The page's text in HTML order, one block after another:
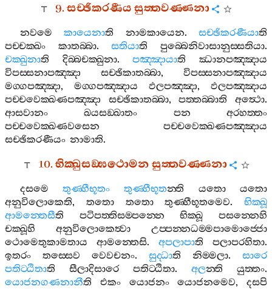
9.සච‍්ඡිකරණීයසුත‍්තවණ‍්ණනා
නවමෙ කායෙනාති නාමකායෙන.සච‍්ඡිකරණීයාති
පච‍්චක‍්ඛං
කාතබ‍්බා.සතියාති පුබ‍්බෙනිවාසානුස‍්සතියා.
චක‍්ඛුනාති දිබ‍්බචක‍්ඛුනා.පඤ‍්ඤායාති
ඣානපඤ‍්ඤාය
විපස‍්සනාපඤ‍්ඤා
සච‍්ඡිකාතබ‍්බා, විපස‍්සනාපඤ‍්ඤාය
මග‍්ගපඤ‍්ඤා, මග‍්ගපඤ‍්ඤාය ඵලපඤ‍්ඤා, ඵලපඤ‍්ඤාය
පච‍්චවෙක‍්ඛණපඤ‍්ඤා
සච‍්ඡිකාතබ‍්බා,පත‍්තබ‍්බාති අත්‍ථො.
ආසවානං
ඛයසඞ‍්ඛාතං පන
අරහත‍්තං
පච‍්චවෙක‍්ඛණවසෙන
පච‍්චවෙක‍්ඛණපඤ‍්ඤාය
සච‍්ඡිකරණීයං නාමාති.
10.භික‍්ඛුසඞ‍්ඝථොමනසුත‍්තවණ‍්ණනා
දසමෙ තුණ‍්හීභූතං තුණ‍්හීභූතන‍්ති යතො
යතො
අනුවිලොකෙති, තතො තතො තුණ‍්හීභූතමෙව. භික‍්ඛූ
ආමන‍්තෙසීති පටිපත‍්තිසම‍්පන‍්නෙ භික‍්ඛූ
පසන‍්නෙහි
චක‍්ඛූහි
අනුවිලොකෙත්‍වා
උප‍්පන‍්නධම‍්මපාමොජ‍්ජො
ථොමෙතුකාමතාය
ආමන‍්තෙසි. අපලාපාති පලාපරහිතා.
ඉතරං
තස‍්සෙව වෙවචනං. සුද‍්ධාති නිම‍්මලා. සාරෙ
පතිට‍්ඨිතාති සීලාදිසාරෙ පතිට‍්ඨිතා. අලන‍්ති යුත‍්තං.
යොජනගණනානීති එකං යොජනං යොජනමෙව, දසපි